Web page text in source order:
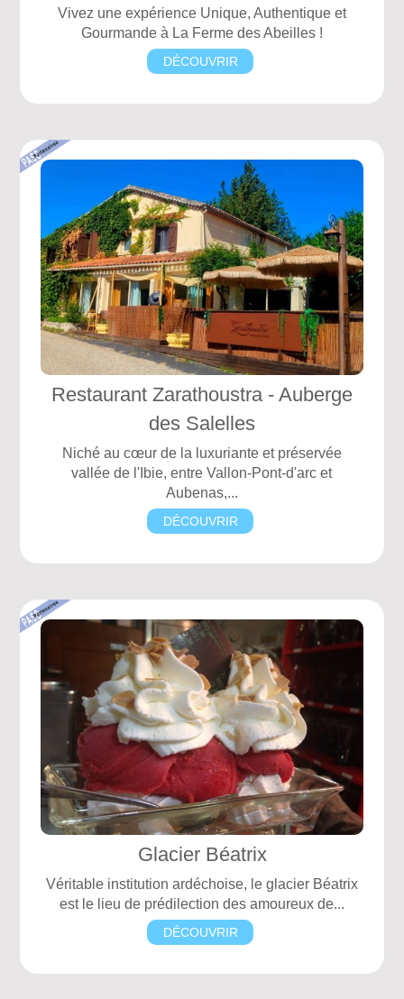
Vivez une expérience Unique, Authentique et
Gourmande à La Ferme des Abeilles !
DÉCOUVRIR
Restaurant Zarathoustra - Auberge
des Salelles
Niché au cœur de la luxuriante et préservée
vallée de l'Ibie, entre Vallon-Pont-d'arc et
Aubenas,...
DÉCOUVRIR
Glacier Béatrix
Véritable institution ardéchoise, le glacier Béatrix
est le lieu de prédilection des amoureux de...
DÉCOUVRIR